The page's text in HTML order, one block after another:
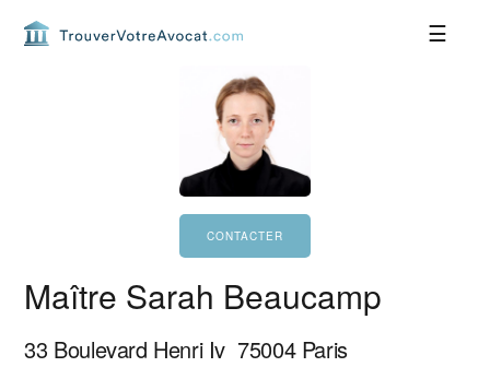
Maître Sarah Beaucamp
33 Boulevard Henri Iv 75004 Paris